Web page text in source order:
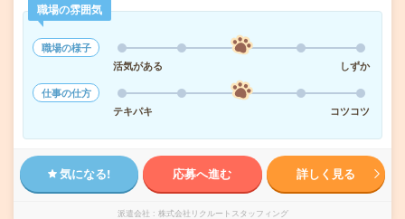
職場の雰囲気
職場の様子
活気がある
しずか
仕事の仕方
テキパキ
コツコツ
気になる! 応募へ進む 詳しく見る
派遣会社 株式会社リクルートスタッフィング